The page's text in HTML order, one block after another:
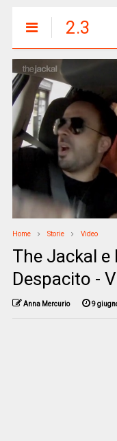
2.3
Home Storie Video
The Jackal e
Despacito -
Anna Mercurio 9